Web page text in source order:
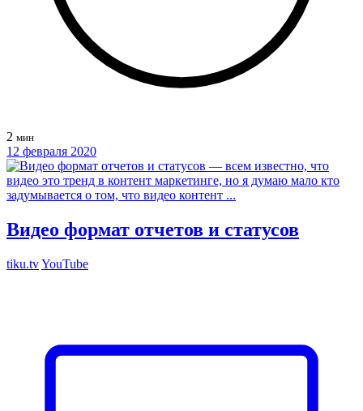
2 мин
12 февраля 2020
Видео формат отчетов и статусов
tiku.tvYouTube